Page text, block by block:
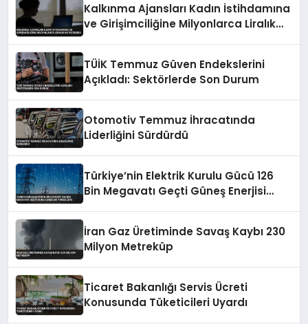
Kalkınma Ajansları Kadın İstihdamına
ve Girişimciliğine Milyonlarca Liralık
TÜİK Temmuz Güven Endekslerini
Açıkladı: Sektörlerde Son Durum
Otomotiv Temmuz İhracatında
Liderliğini Sürdürdü
Türkiye’nin Elektrik Kurulu Gücü 126
Bin Megavatı Geçti Güneş Enerjisi
İran Gaz Üretiminde Savaş Kaybı 230
Milyon Metreküp
Ticaret Bakanlığı Servis Ücreti
Konusunda Tüketicileri Uyardı